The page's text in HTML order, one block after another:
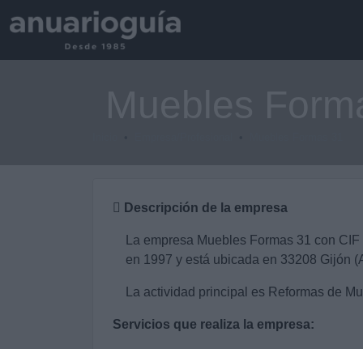
Descripción de la empresa
La empresa Muebles Formas 31 con
en 1997 y está ubicada en 33208 Gijón
La actividad principal es Reformas de
Servicios que realiza la empresa: